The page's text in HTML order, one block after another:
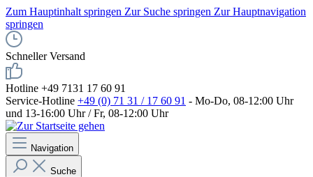
Zum Hauptinhalt springen Zur Suche springen Zur Hauptnavigation
springen
Schneller Versand
Hotline +49 7131 17 60 91
Service-Hotline +49 (0) 71 31 / 17 60 91 - Mo-Do, 08-12:00 Uhr
und 13-16:00 Uhr / Fr, 08-12:00 Uhr
Navigation
Suche